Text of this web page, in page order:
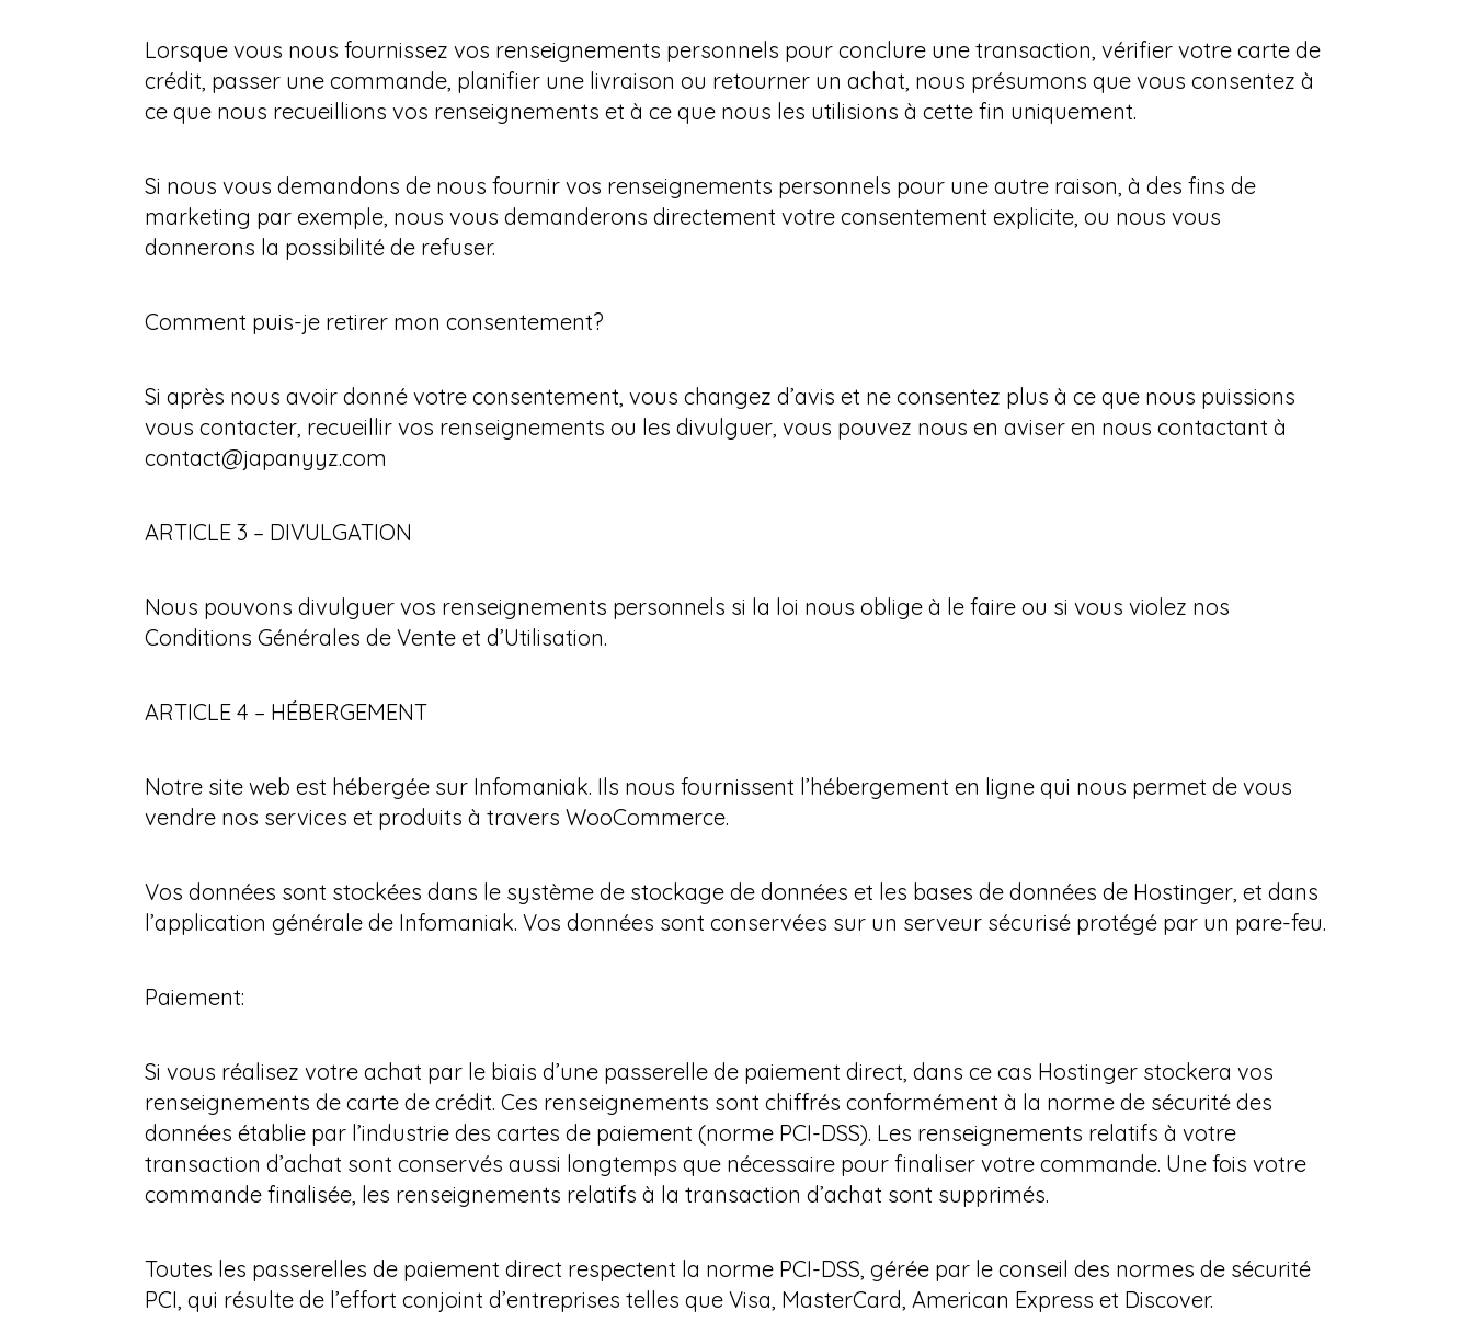
Lorsque vous nous fournissez vos renseignements personnels pour conclure une transaction, vérifier votre carte de
crédit, passer une commande, planifier une livraison ou retourner un achat, nous présumons que vous consentez à
ce que nous recueillions vos renseignements et à ce que nous les utilisions à cette fin uniquement.
Si nous vous demandons de nous fournir vos renseignements personnels pour une autre raison, à des fins de
marketing par exemple, nous vous demanderons directement votre consentement explicite, ou nous vous
donnerons la possibilité de refuser.
Comment puis-je retirer mon consentement?
Si après nous avoir donné votre consentement, vous changez d’avis et ne consentez plus à ce que nous puissions
vous contacter, recueillir vos renseignements ou les divulguer, vous pouvez nous en aviser en nous contactant à
contact@japanyyz.com
ARTICLE 3 – DIVULGATION
Nous pouvons divulguer vos renseignements personnels si la loi nous oblige à le faire ou si vous violez nos
Conditions Générales de Vente et d’Utilisation.
ARTICLE 4 – HÉBERGEMENT
Notre site web est hébergée sur Infomaniak. Ils nous fournissent l’hébergement en ligne qui nous permet de vous
vendre nos services et produits à travers WooCommerce.
Vos données sont stockées dans le système de stockage de données et les bases de données de Hostinger, et dans
l’application générale de Infomaniak. Vos données sont conservées sur un serveur sécurisé protégé par un pare-feu.
Paiement:
Si vous réalisez votre achat par le biais d’une passerelle de paiement direct, dans ce cas Hostinger stockera vos
renseignements de carte de crédit. Ces renseignements sont chiffrés conformément à la norme de sécurité des
données établie par l’industrie des cartes de paiement (norme PCI-DSS). Les renseignements relatifs à votre
transaction d’achat sont conservés aussi longtemps que nécessaire pour finaliser votre commande. Une fois votre
commande finalisée, les renseignements relatifs à la transaction d’achat sont supprimés.
Toutes les passerelles de paiement direct respectent la norme PCI-DSS, gérée par le conseil des normes de sécurité
PCI, qui résulte de l’effort conjoint d’entreprises telles que Visa, MasterCard, American Express et Discover.